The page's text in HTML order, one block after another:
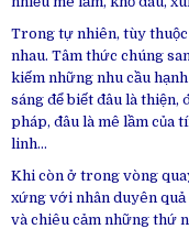
Trong tự nhiên, tùy thuộc
nhau. Tâm thức chúng
kiếm những nhu cầu
sáng để biết đâu là thiện,
pháp, đâu là mê lầm của
linh…
Khi còn ở trong vòng
xứng với nhân duyên
và chiêu cảm những thứ